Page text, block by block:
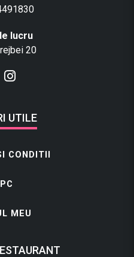
lucru
20
UTILE
CONDITII
MEU